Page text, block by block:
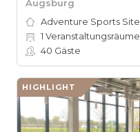
Augsburg
Adventure Sports Site
1 Veranstaltungsräume
40 Gäste
HIGHLIGHT